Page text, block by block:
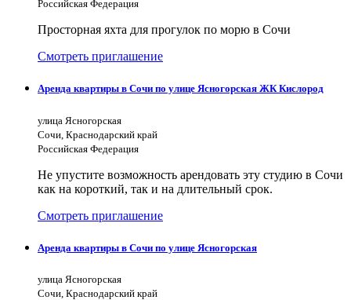
Российская Федерация
Просторная яхта для прогулок по морю в Сочи
Смотреть приглашение
Аренда квартиры в Сочи по улице Ясногорская ЖК Кислород
улица Ясногорская
Сочи, Краснодарский край
Российская Федерация
Не упустите возможность арендовать эту студию в Сочи
как на короткий, так и на длительный срок.
Смотреть приглашение
Аренда квартиры в Сочи по улице Ясногорская
улица Ясногорская
Сочи, Краснодарский край